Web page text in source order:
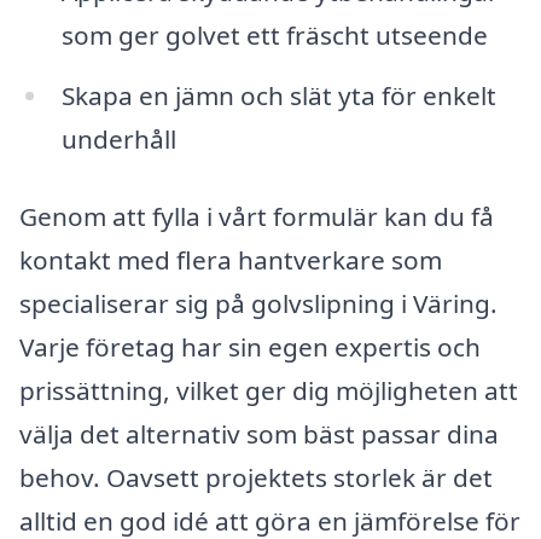
som ger golvet ett fräscht utseende
Skapa en jämn och slät yta för enkelt
underhåll
Genom att fylla i vårt formulär kan du få
kontakt med flera hantverkare som
specialiserar sig på golvslipning i Väring.
Varje företag har sin egen expertis och
prissättning, vilket ger dig möjligheten att
välja det alternativ som bäst passar dina
behov. Oavsett projektets storlek är det
alltid en god idé att göra en jämförelse för